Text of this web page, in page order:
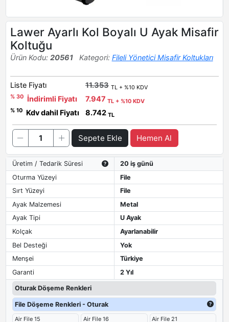
Lawer Ayarlı Kol Boyalı U Ayak Misafir
Koltuğu
Ürün Kodu: 20561 Kategori: Fileli Yönetici Misafir Koltukları
Liste Fiyatı 11.353 TL + %10 KDV
% 30
İndirimli Fiyatı 7.947 TL + %10 KDV
% 10
Kdv dahil Fiyatı 8.742 TL
Sepete Ekle Hemen Al
Üretim / Tedarik Süresi
20 iş günü
Oturma Yüzeyi
File
Sırt Yüzeyi
File
Ayak Malzemesi
Metal
Ayak Tipi
U Ayak
Kolçak
Ayarlanabilir
Bel Desteği
Yok
Menşei
Türkiye
Garanti
2 Yıl
Oturak Döşeme Renkleri
File Döşeme Renkleri - Oturak
Air File 15 Air File 16 Air File 21